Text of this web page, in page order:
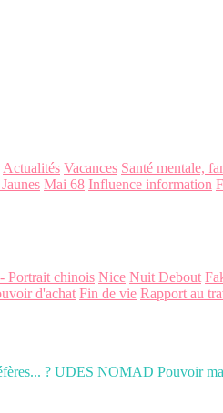
Actualités Vacances Santé mentale,
Mai 68 Influence information
Portrait chinois Nice Nuit Debout
d'achat Fin de vie Rapport au
? UDES NOMAD Pouvoir